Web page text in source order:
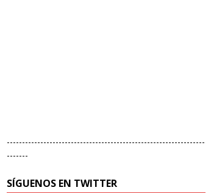
-----------------------------------------------------------------
-------
SÍGUENOS EN TWITTER